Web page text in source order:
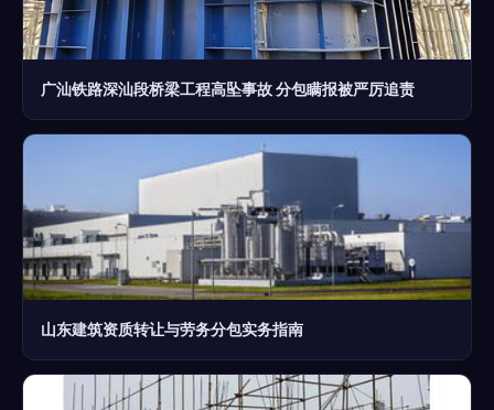
广汕铁路深汕段桥梁工程高坠事故 分包瞒报被严厉追责
山东建筑资质转让与劳务分包实务指南